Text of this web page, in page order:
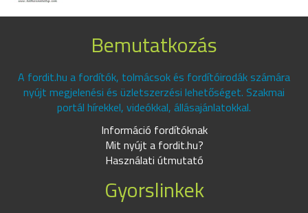
Bemutatkozás
A fordit.hu a fordítók, tolmácsok és fordítóirodák számára
nyújt megjelenési és üzletszerzési lehetőséget. Szakmai
portál hírekkel, videókkal, állásajánlatokkal.
Információ fordítóknak
Mit nyújt a fordit.hu?
Használati útmutató
Gyorslinkek